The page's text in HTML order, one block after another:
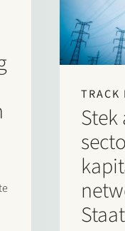
TRACK
Staat